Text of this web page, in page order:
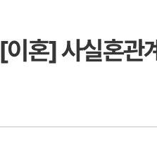
[이혼] 사실혼관